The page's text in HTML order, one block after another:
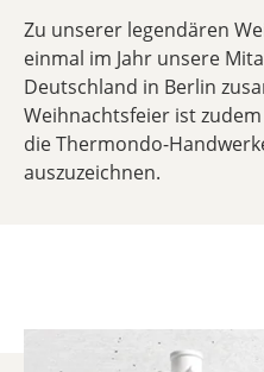
Zu unserer legendären
einmal im Jahr unsere
Deutschland in Berlin
Weihnachtsfeier ist
die Thermondo-
auszuzeichnen.